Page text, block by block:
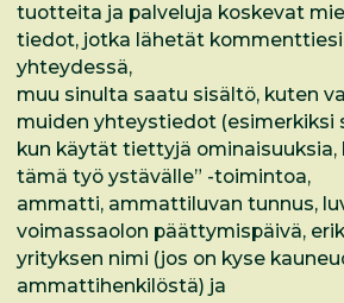
tuotteita ja palveluja koskevat
tiedot, jotka lähetät kommenttiesi
yhteydessä,
muu sinulta saatu sisältö, kuten
muiden yhteystiedot (esimerkiksi
kun käytät tiettyjä ominaisuuksia,
tämä työ ystävälle” -toimintoa,
ammatti, ammattiluvan tunnus,
voimassaolon päättymispäivä,
yrityksen nimi (jos on kyse
ammattihenkilöstä) ja